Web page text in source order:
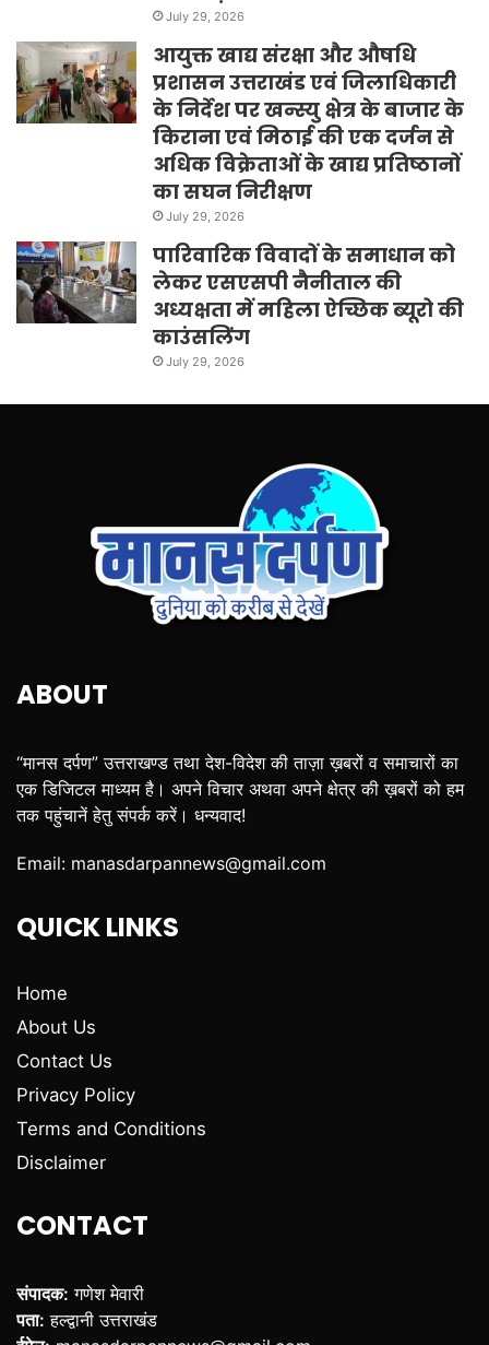
July 29, 2026
आयुक्त खाद्य संरक्षा और औषधि
प्रशासन उत्तराखंड एवं जिलाधिकारी
के निर्देश पर खन्स्यु क्षेत्र के बाजार के
किराना एवं मिठाई की एक दर्जन से
अधिक विक्रेताओं के खाद्य प्रतिष्ठानों
का सघन निरीक्षण
July 29, 2026
पारिवारिक विवादों के समाधान को
लेकर एसएसपी नैनीताल की
अध्यक्षता में महिला ऐच्छिक ब्यूरो की
काउंसलिंग
July 29, 2026
ABOUT
“मानस दर्पण” उत्तराखण्ड तथा देश-विदेश की ताज़ा ख़बरों व समाचारों का
एक डिजिटल माध्यम है। अपने विचार अथवा अपने क्षेत्र की ख़बरों को हम
तक पहुंचानें हेतु संपर्क करें। धन्यवाद!
Email: manasdarpannews@gmail.com
QUICK LINKS
Home
About Us
Contact Us
Privacy Policy
Terms and Conditions
Disclaimer
CONTACT
संपादक: गणेश मेवारी
पता: हल्द्वानी उत्तराखंड